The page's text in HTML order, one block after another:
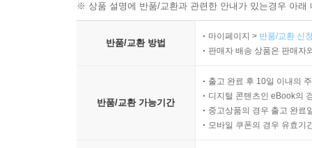
※ 상품 설명에 반품/교환과 관련한 안내가 있는경우 아
반품/교환 방법
마이페이지 > 반품/교환 신
판매자 배송 상품은 판매자
반품/교환 가능기간
출고 완료 후 10일 이내의
디지털 콘텐츠인 eBook의
중고상품의 경우 출고 완료
모바일 쿠폰의 경우 유효기